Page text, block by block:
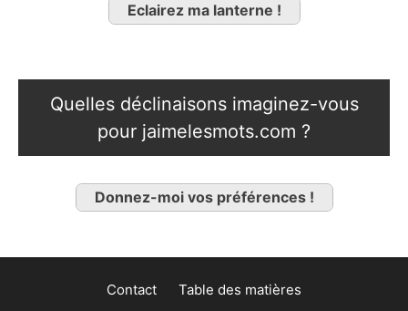
Eclairez ma lanterne !
Quelles déclinaisons imaginez-vous
pour jaimelesmots.com ?
Donnez-moi vos préférences !
Contact Table des matières